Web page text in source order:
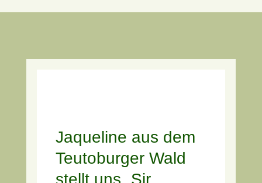
Jaqueline aus dem
Teutoburger Wald
stellt uns „Sir